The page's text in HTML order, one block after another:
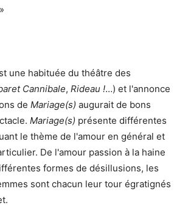
une habituée du théâtre des
Cannibale, Rideau !…) et l'annonce
de Mariage(s) augurait de bons
Mariage(s) présente différentes
le thème de l'amour en général et
De l'amour passion à la haine
formes de désillusions, les
sont chacun leur tour égratignés